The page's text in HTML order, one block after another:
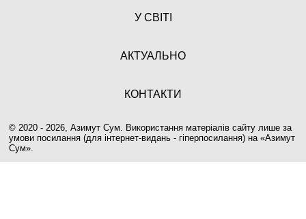
У СВІТІ
АКТУАЛЬНО
КОНТАКТИ
© 2020 - 2026, Азимут Сум. Використання матеріалів сайту лише за
умови посилання (для інтернет-видань - гіперпосилання) на «Азимут
Сум».